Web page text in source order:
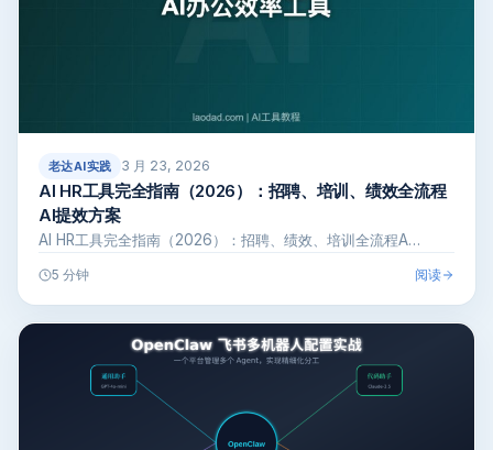
老达AI实践 3 月 23, 2026
AI HR工具完全指南（2026）：招聘、培训、绩效全流程
AI提效方案
AI HR工具完全指南（2026）：招聘、绩效、培训全流程A…
5 分钟 阅读